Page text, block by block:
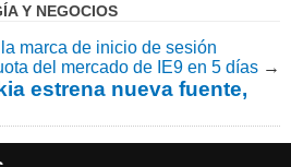
Y NEGOCIOS
marca de inicio de sesión
del mercado de IE9 en 5 días →
estrena nueva fuente,